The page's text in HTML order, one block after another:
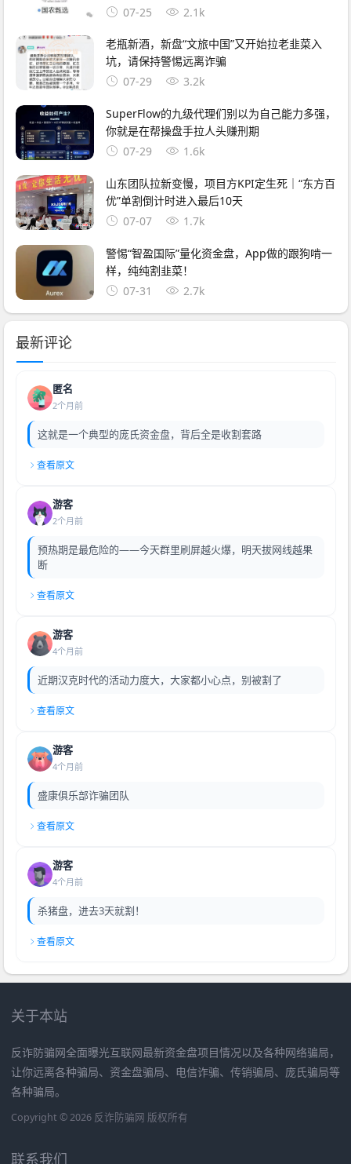
万全是数字游戏
07-25 2.1k
老瓶新酒，新盘“文旅中国”又开始拉老韭菜入
坑，请保持警惕远离诈骗
07-29
3.2k
SuperFlow的九级代理们别以为自己能力多强，
你就是在帮操盘手拉人头赚刑期
07-29
1.6k
山东团队拉新变慢，项目方KPI定生死｜“东方百
优”单割倒计时进入最后10天
07-07
1.7k
警惕“智盈国际”量化资金盘，App做的跟狗啃一
样，纯纯割韭菜！
07-31
2.7k
最新评论
匿名
2个月前
这就是一个典型的庞氏资金盘，背后全是收割套路
查看原文
游客
2个月前
预热期是最危险的——今天群里刷屏越火爆，明天拔网线越果
断
查看原文
游客
4个月前
近期汉克时代的活动力度大，大家都小心点，别被割了
查看原文
游客
4个月前
盛康俱乐部诈骗团队
查看原文
游客
4个月前
杀猪盘，进去3天就割！
查看原文
关于本站
反诈防骗网全面曝光互联网最新资金盘项目情况以及各种网络骗局，
让你远离各种骗局、资金盘骗局、电信诈骗、传销骗局、庞氏骗局等
各种骗局。
Copyright © 2026 反诈防骗网 版权所有
联系我们